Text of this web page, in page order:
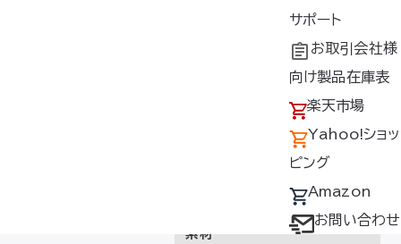
工場シミュレーシ
ョン
開発秘話
企業理念
会社概要
会社沿革
アクセス
採用情報
サポート
よくあるご質問
不要なバッテリー
の回収について
デバイス・ファン
オプション対応表
取扱説明書ダウ
ンロードサービス
お取引会社様
向け製品在庫表
楽天市場
Yahoo!ショッ
ピング
Amazon
お問い合わせ
チャコール、シルバー、キャメル
S・M・L・LL・3L・4L・5L・
素材